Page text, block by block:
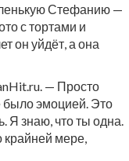
Стефанию —
с тортами и
он уйдёт, а она
— Просто
было эмоцией. Это
Я знаю, что ты одна.
крайней мере,